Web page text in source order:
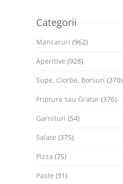
Categorii
Mancaruri (962)
Aperitive (928)
Supe, Ciorbe, Borsuri (370)
Friptura sau Gratar (376)
Garnituri (54)
Salate (375)
Pizza (75)
Paste (91)